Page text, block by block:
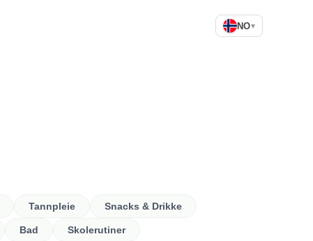
NO▾
Tannpleie Snacks & Drikke
Bad Skolerutiner